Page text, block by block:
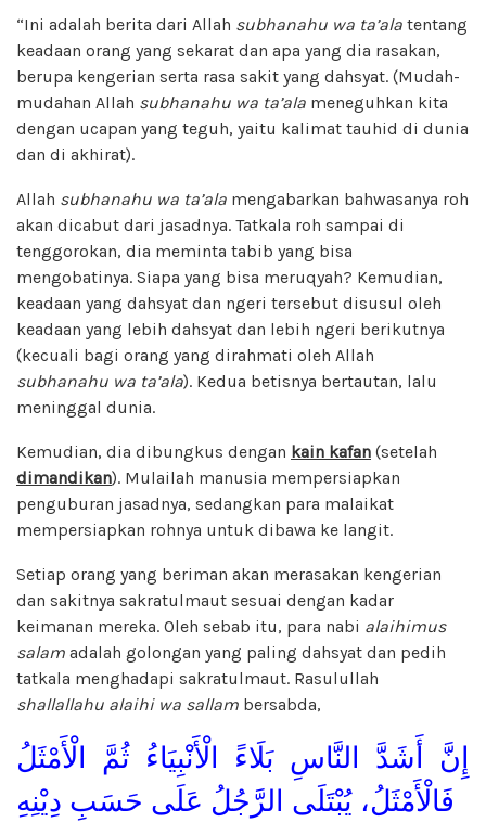
“Ini adalah berita dari Allah subhanahu wa ta’ala tentang
keadaan orang yang sekarat dan apa yang dia rasakan,
berupa kengerian serta rasa sakit yang dahsyat. (Mudah-
mudahan Allah subhanahu wa ta’ala meneguhkan kita
dengan ucapan yang teguh, yaitu kalimat tauhid di dunia
dan di akhirat).
Allah subhanahu wa ta’ala mengabarkan bahwasanya roh
akan dicabut dari jasadnya. Tatkala roh sampai di
tenggorokan, dia meminta tabib yang bisa
mengobatinya. Siapa yang bisa meruqyah? Kemudian,
keadaan yang dahsyat dan ngeri tersebut disusul oleh
keadaan yang lebih dahsyat dan lebih ngeri berikutnya
(kecuali bagi orang yang dirahmati oleh Allah
subhanahu wa ta’ala). Kedua betisnya bertautan, lalu
meninggal dunia.
Kemudian, dia dibungkus dengan kain kafan (setelah
dimandikan). Mulailah manusia mempersiapkan
penguburan jasadnya, sedangkan para malaikat
mempersiapkan rohnya untuk dibawa ke langit.
Setiap orang yang beriman akan merasakan kengerian
dan sakitnya sakratulmaut sesuai dengan kadar
keimanan mereka. Oleh sebab itu, para nabi alaihimus
salam adalah golongan yang paling dahsyat dan pedih
tatkala menghadapi sakratulmaut. Rasulullah
shallallahu alaihi wa sallam bersabda,
إِنَّ أَشَدَّ النَّاسِ بَلَاءً الْأَنْبِيَاءُ ثُمَّ الْأَمْثَلُ
فَالْأَمْثَلُ، يُبْتَلَى الرَّجُلُ عَلَى حَسَبِ دِيْنِهِ